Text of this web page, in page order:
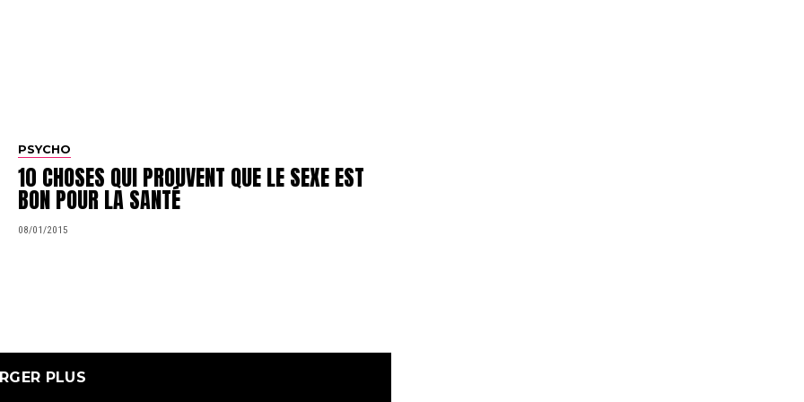
PSYCHO
10 CHOSES QUI PROUVENT QUE LE SEXE EST
BON POUR LA SANTÉ
08/01/2015
PLUS